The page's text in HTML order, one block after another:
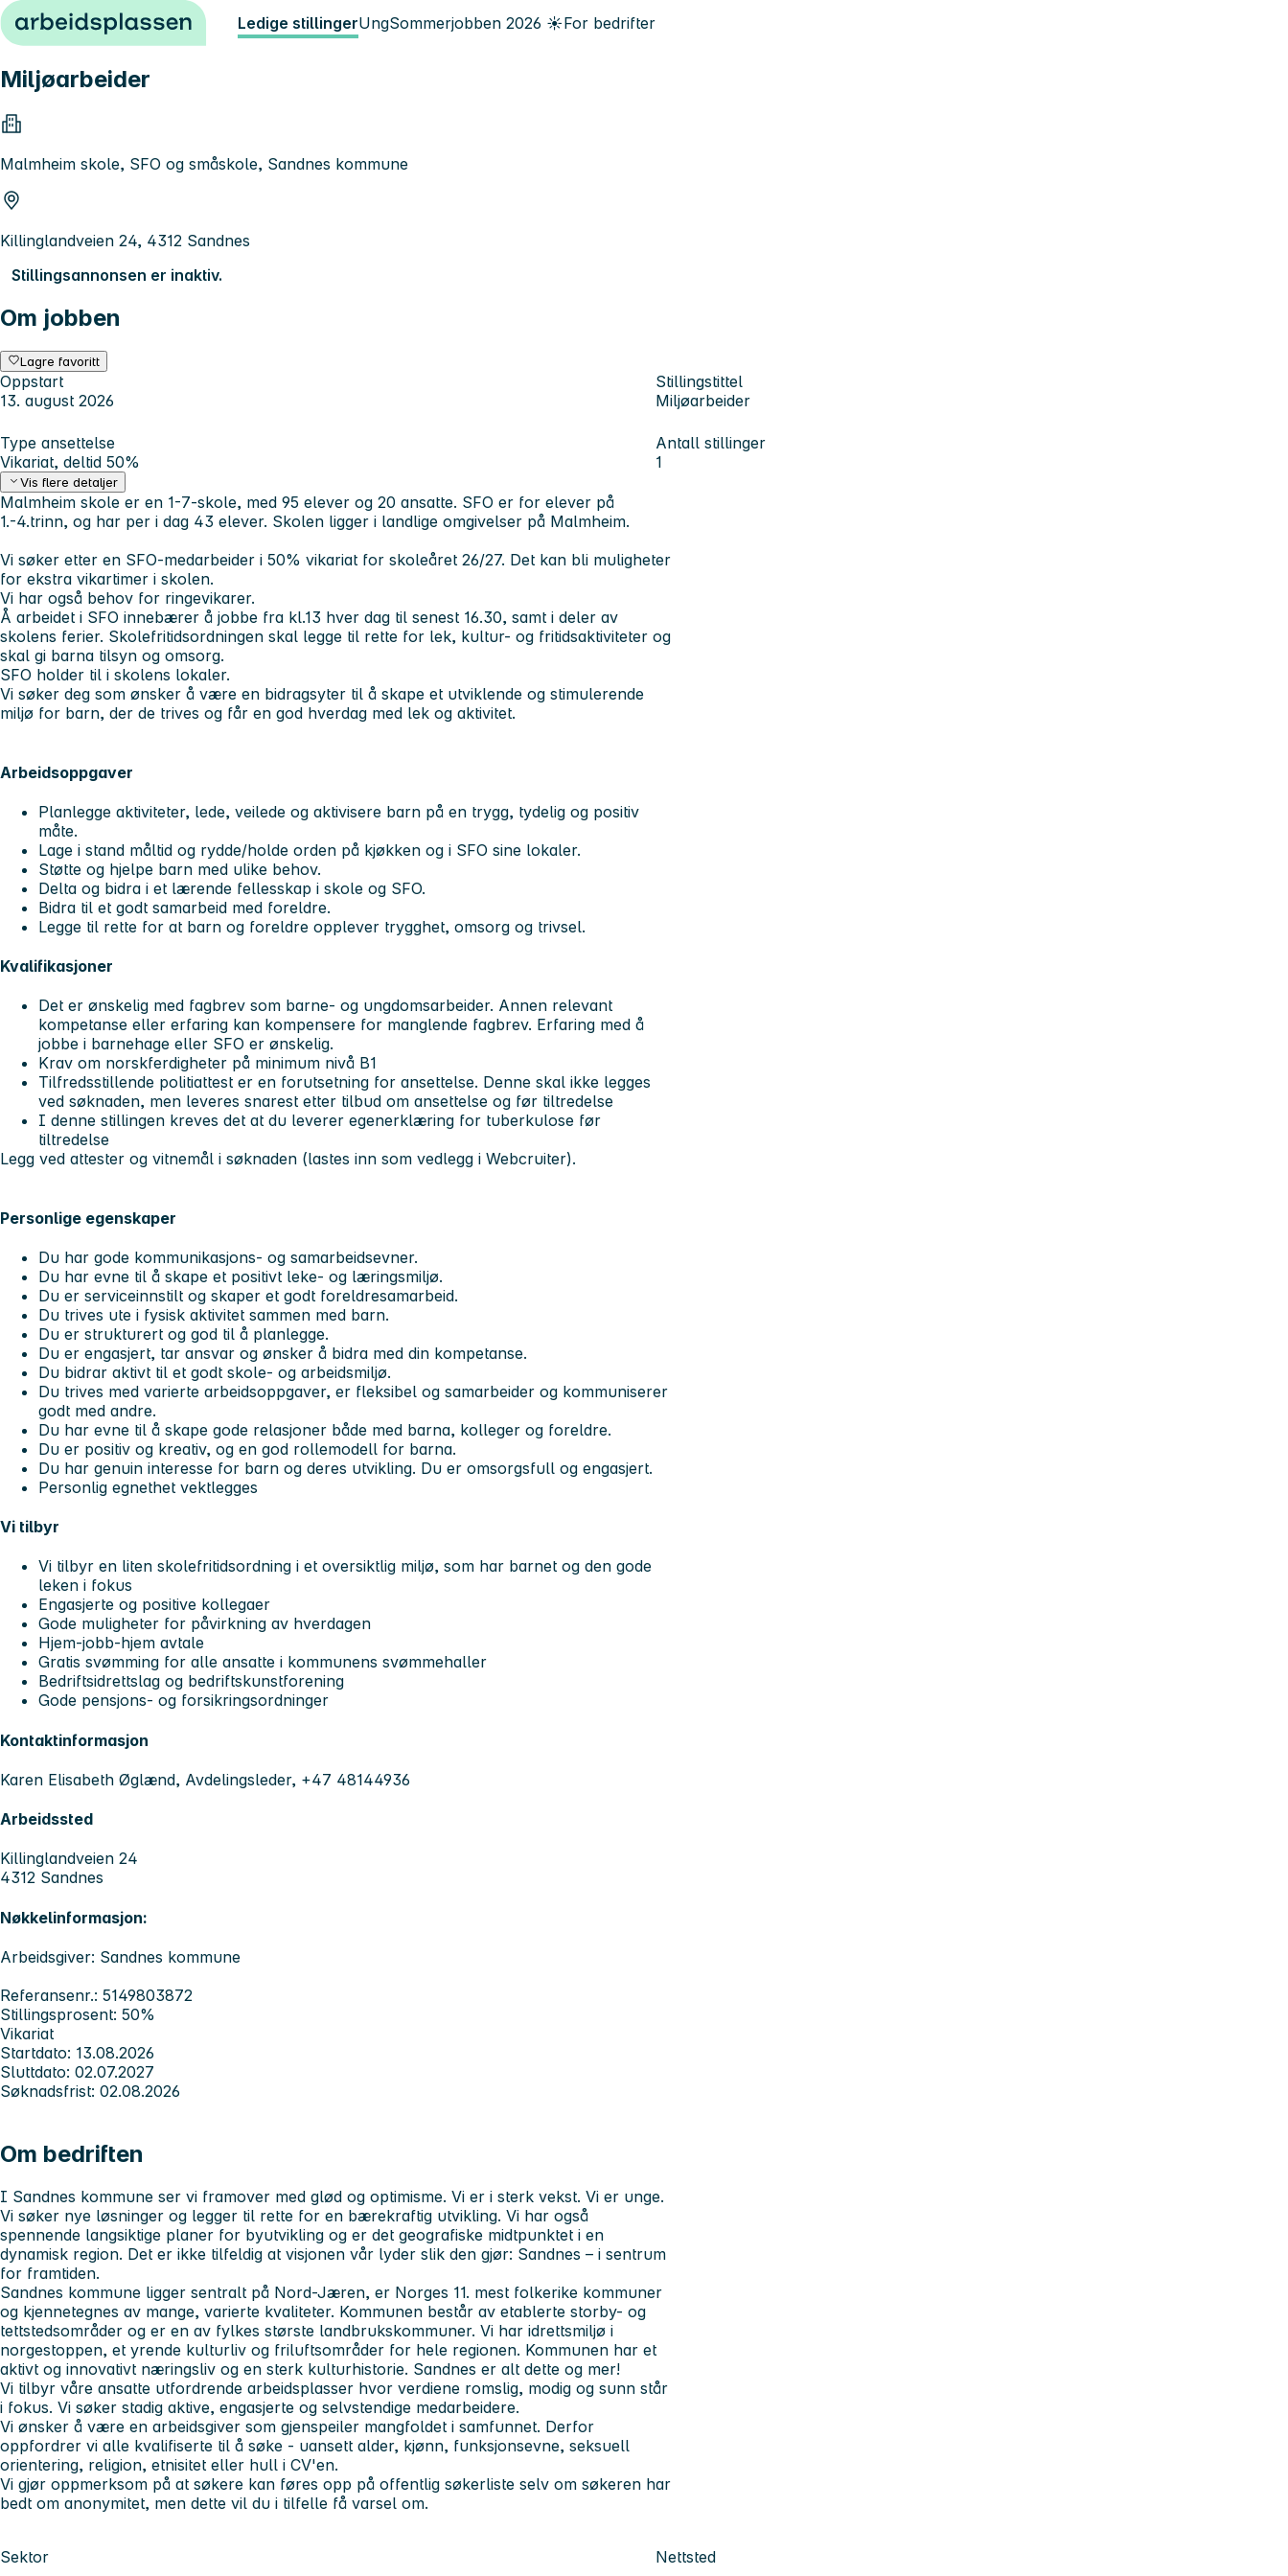
Hopp til innhold Ledige stillingerUngSommerjobben 2026 ☀️For bedrifter
Miljøarbeider
Malmheim skole, SFO og småskole, Sandnes kommune
Killinglandveien 24, 4312 Sandnes
Stillingsannonsen er inaktiv.
Om jobben
Lagre favoritt
Oppstart
13. august 2026
Stillingstittel
Miljøarbeider
Type ansettelse
Vikariat, deltid 50%
Antall stillinger
1
Vis flere detaljer
Malmheim skole er en 1-7-skole, med 95 elever og 20 ansatte. SFO er for elever på
1.-4.trinn, og har per i dag 43 elever. Skolen ligger i landlige omgivelser på Malmheim.
Vi søker etter en SFO-medarbeider i 50% vikariat for skoleåret 26/27. Det kan bli muligheter
for ekstra vikartimer i skolen.
Vi har også behov for ringevikarer.
Å arbeidet i SFO innebærer å jobbe fra kl.13 hver dag til senest 16.30, samt i deler av
skolens ferier. Skolefritidsordningen skal legge til rette for lek, kultur- og fritidsaktiviteter og
skal gi barna tilsyn og omsorg.
SFO holder til i skolens lokaler.
Vi søker deg som ønsker å være en bidragsyter til å skape et utviklende og stimulerende
miljø for barn, der de trives og får en god hverdag med lek og aktivitet.
Arbeidsoppgaver
Planlegge aktiviteter, lede, veilede og aktivisere barn på en trygg, tydelig og positiv
måte.
Lage i stand måltid og rydde/holde orden på kjøkken og i SFO sine lokaler.
Støtte og hjelpe barn med ulike behov.
Delta og bidra i et lærende fellesskap i skole og SFO.
Bidra til et godt samarbeid med foreldre.
Legge til rette for at barn og foreldre opplever trygghet, omsorg og trivsel.
Kvalifikasjoner
Det er ønskelig med fagbrev som barne- og ungdomsarbeider. Annen relevant
kompetanse eller erfaring kan kompensere for manglende fagbrev. Erfaring med å
jobbe i barnehage eller SFO er ønskelig.
Krav om norskferdigheter på minimum nivå B1
Tilfredsstillende politiattest er en forutsetning for ansettelse. Denne skal ikke legges
ved søknaden, men leveres snarest etter tilbud om ansettelse og før tiltredelse
I denne stillingen kreves det at du leverer egenerklæring for tuberkulose før
tiltredelse
Legg ved attester og vitnemål i søknaden (lastes inn som vedlegg i Webcruiter).
Personlige egenskaper
Du har gode kommunikasjons- og samarbeidsevner.
Du har evne til å skape et positivt leke- og læringsmiljø.
Du er serviceinnstilt og skaper et godt foreldresamarbeid.
Du trives ute i fysisk aktivitet sammen med barn.
Du er strukturert og god til å planlegge.
Du er engasjert, tar ansvar og ønsker å bidra med din kompetanse.
Du bidrar aktivt til et godt skole- og arbeidsmiljø.
Du trives med varierte arbeidsoppgaver, er fleksibel og samarbeider og kommuniserer
godt med andre.
Du har evne til å skape gode relasjoner både med barna, kolleger og foreldre.
Du er positiv og kreativ, og en god rollemodell for barna.
Du har genuin interesse for barn og deres utvikling. Du er omsorgsfull og engasjert.
Personlig egnethet vektlegges
Vi tilbyr
Vi tilbyr en liten skolefritidsordning i et oversiktlig miljø, som har barnet og den gode
leken i fokus
Engasjerte og positive kollegaer
Gode muligheter for påvirkning av hverdagen
Hjem-jobb-hjem avtale
Gratis svømming for alle ansatte i kommunens svømmehaller
Bedriftsidrettslag og bedriftskunstforening
Gode pensjons- og forsikringsordninger
Kontaktinformasjon
Karen Elisabeth Øglænd, Avdelingsleder, +47 48144936
Arbeidssted
Killinglandveien 24
4312 Sandnes
Nøkkelinformasjon:
Arbeidsgiver: Sandnes kommune
Referansenr.: 5149803872
Stillingsprosent: 50%
Vikariat
Startdato: 13.08.2026
Sluttdato: 02.07.2027
Søknadsfrist: 02.08.2026
Om bedriften
I Sandnes kommune ser vi framover med glød og optimisme. Vi er i sterk vekst. Vi er unge.
Vi søker nye løsninger og legger til rette for en bærekraftig utvikling. Vi har også
spennende langsiktige planer for byutvikling og er det geografiske midtpunktet i en
dynamisk region. Det er ikke tilfeldig at visjonen vår lyder slik den gjør: Sandnes – i sentrum
for framtiden.
Sandnes kommune ligger sentralt på Nord-Jæren, er Norges 11. mest folkerike kommuner
og kjennetegnes av mange, varierte kvaliteter. Kommunen består av etablerte storby- og
tettstedsområder og er en av fylkes største landbrukskommuner. Vi har idrettsmiljø i
norgestoppen, et yrende kulturliv og friluftsområder for hele regionen. Kommunen har et
aktivt og innovativt næringsliv og en sterk kulturhistorie. Sandnes er alt dette og mer!
Vi tilbyr våre ansatte utfordrende arbeidsplasser hvor verdiene romslig, modig og sunn står
i fokus. Vi søker stadig aktive, engasjerte og selvstendige medarbeidere.
Vi ønsker å være en arbeidsgiver som gjenspeiler mangfoldet i samfunnet. Derfor
oppfordrer vi alle kvalifiserte til å søke - uansett alder, kjønn, funksjonsevne, seksuell
orientering, religion, etnisitet eller hull i CV'en.
Vi gjør oppmerksom på at søkere kan føres opp på offentlig søkerliste selv om søkeren har
bedt om anonymitet, men dette vil du i tilfelle få varsel om.
Sektor
Nettsted